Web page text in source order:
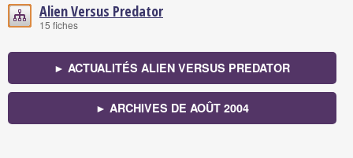
Alien Versus Predator
15 fiches
► ACTUALITÉS ALIEN VERSUS PREDATOR
► ARCHIVES DE AOÛT 2004